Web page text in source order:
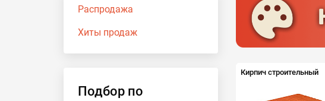
Распродажа
Хиты продаж
Подбор по
Кирпич строительный